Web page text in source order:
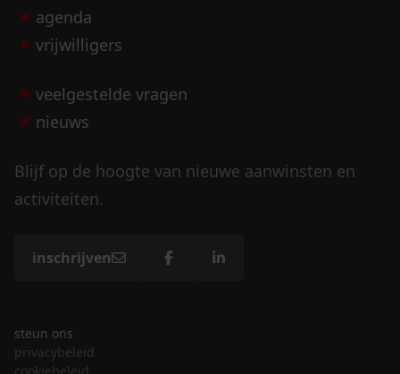
agenda
vrijwilligers
veelgestelde vragen
nieuws
Blijf op de hoogte van nieuwe aanwinsten en
activiteiten.
inschrijven
steun ons
privacybeleid
cookiebeleid